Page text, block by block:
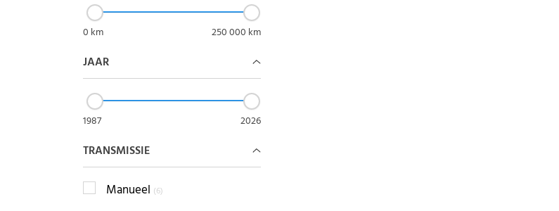
0 km 250 000 km
JAAR
1987 2026
TRANSMISSIE
Manueel (6)